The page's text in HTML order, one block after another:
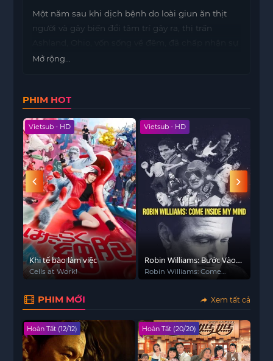
Một năm sau khi dịch bệnh do loài giun ăn thịt
người và gây biến đổi tâm trí gây ra, thị trấn
thống trị của ký sinh trùng. Dưới sự lãnh đạo của
—bằng thuyết phục hoặc bằng vũ lực. Ba người
bằng cách nhặt nhạnh thức ăn, giữ vệ sinh cực kỳ
tốt và trốn tránh. Nhưng cuối cùng, tất cả đều gục
ngã, dẫn đến sự phản bội, phạm thượng và những
cảnh tượng kinh hoàng về xác thịt.
Mở rộng...
PHIM HOT
Vietsub - HD
Khi tế bào làm việc
Cells at Work!
Vietsub - HD
Robin Williams: Bước Vào
Tâm Trí Tôi
Robin Williams: Come
Inside My Mind
PHIM MỚI Xem tất cả
Hoàn Tất (12/12) Hoàn Tất (20/20)